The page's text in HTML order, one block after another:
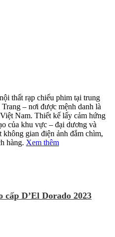
thất rạp chiếu phim tại trung
– nơi được mệnh danh là
Nam. Thiết kế lấy cảm hứng
của khu vực – đại dương và
gian điện ảnh đắm chìm,
hàng. Xem thêm
cấp D’El Dorado 2023